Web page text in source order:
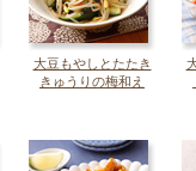
大豆もやしとたたき
きゅうりの梅和え